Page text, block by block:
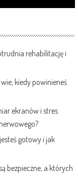
rehabilitację i
kiedy powinieneś
ekranów i stres
gotowy i jak
bezpieczne, a których